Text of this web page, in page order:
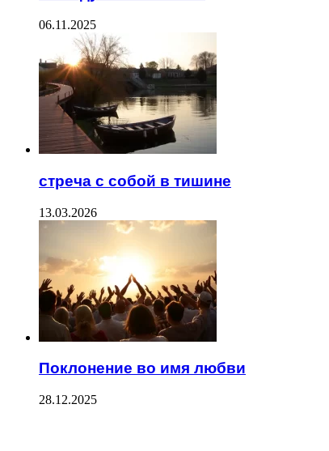
06.11.2025
стреча с собой в тишине
13.03.2026
Поклонение во имя любви
28.12.2025